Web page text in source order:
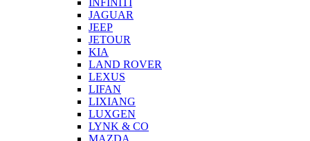
INFINITI
JAGUAR
JEEP
JETOUR
KIA
LAND ROVER
LEXUS
LIFAN
LIXIANG
LUXGEN
LYNK & CO
MAZDA